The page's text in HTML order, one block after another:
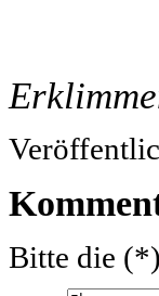
Bitte die